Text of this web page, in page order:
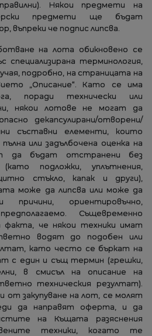
Някои предмети на
предмети ще бъдат
въпреки че подпис липсва.
на лота обикновено се
специализирана терминология,
подробно, на страницата на
„Описание“. Като се има
поради технически или
някои лотове не могат да
декапсулирани/отворени/
съставни елементи, които
или задълбочена оценка на
да бъдат отстранени без
подложки, уплътнения,
стъкло, капак и други),
може да липсва или може да
ориентировъчно,
Същевременно
факта, че някои техники имат
водят до подобен или
като често се бъркат на
с един и същ термин (грешки,
в смисъл на описание на
техническия резултат).
от закупуване на лот, се молят
да направят оферта, и да
на Къщата разяснения
техники, когато те